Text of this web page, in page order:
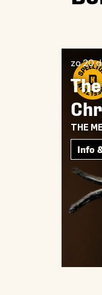
THE
zo 20
Info